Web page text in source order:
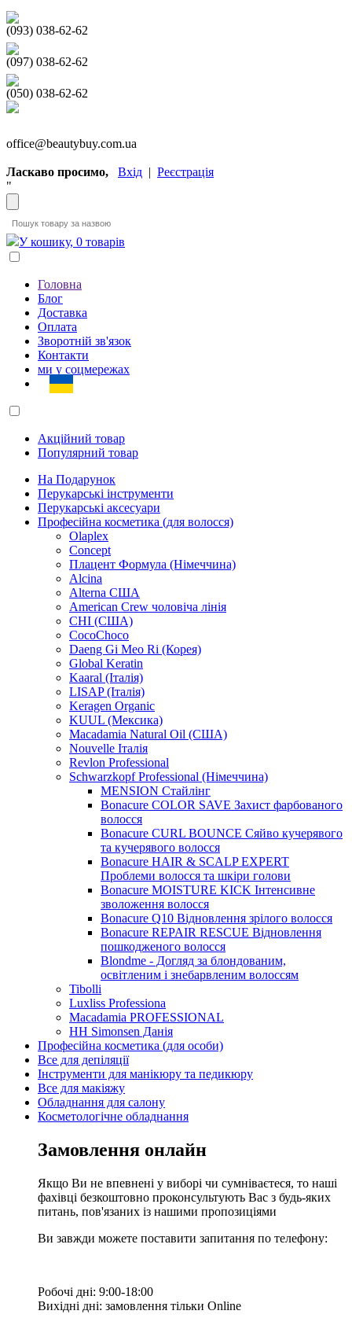
(093) 038-62-62
(097) 038-62-62
(050) 038-62-62
office@beautybuy.com.ua
Ласкаво просимо, Вхід | Реєстрація
"
У кошику, 0 товарів
Головна
Блог
Доставка
Оплата
Зворотній зв'язок
Контакти
ми у соцмережах
Акційний товар
Популярний товар
На Подарунок
Перукарські інструменти
Перукарські аксесуари
Професійна косметика (для волосся)
Olaplex
Concept
Плацент Формула (Німеччина)
Alcina
Alterna США
American Crew чоловіча лінія
CHI (США)
CocoChoco
Daeng Gi Meo Ri (Корея)
Global Keratin
Kaaral (Італія)
LISAP (Італія)
Keragen Organic
KUUL (Мексика)
Macadamia Natural Oil (США)
Nouvelle Італія
Revlon Professional
Schwarzkopf Professional (Німеччина)
MENSION Стайлінг
Bonacure COLOR SAVE Захист фарбованого
волосся
Bonacure CURL BOUNCE Сяйво кучерявого
та кучерявого волосся
Bonacure HAIR & SCALP EXPERT
Проблеми волосся та шкіри голови
Bonacure MOISTURE KICK Інтенсивне
зволоження волосся
Bonacure Q10 Відновлення зрілого волосся
Bonacure REPAIR RESCUE Відновлення
пошкодженого волосся
Blondme - Догляд за блондованим,
освітленим і знебарвленим волоссям
Tibolli
Luxliss Professiona
Macadamia PROFESSIONAL
HH Simonsen Данія
Професійна косметика (для особи)
Все для депіляції
Інструменти для манікюру та педикюру
Все для макіяжу
Обладнання для салону
Косметологічне обладнання
Замовлення онлайн
Якщо Ви не впевнені у виборі чи сумніваєтеся, то наші
фахівці безкоштовно проконсультують Вас з будь-яких
питань, пов'язаних із нашими пропозиціями
Ви завжди можете поставити запитання по телефону:
Робочі дні: 9:00-18:00
Вихідні дні: замовлення тільки Online